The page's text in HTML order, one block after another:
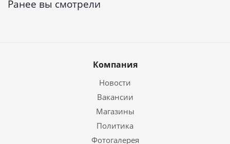
Ранее вы смотрели
Компания
Новости
Вакансии
Магазины
Политика
Фотогалерея